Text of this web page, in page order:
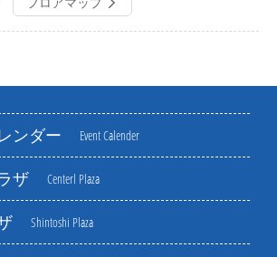
ンダー Event Calender
ザ Centerl Plaza
Shintoshi Plaza